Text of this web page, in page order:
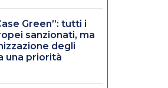
Green”: tutti i
sanzionati, ma
degli
una priorità